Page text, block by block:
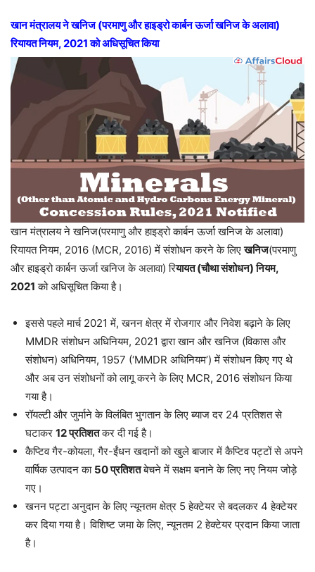
खान मंत्रालय ने खनिज (परमाणु और हाइड्रो कार्बन ऊर्जा खनिज के अलावा)
रियायत नियम, 2021 को अधिसूचित किया
खान मंत्रालय ने खनिज(परमाणु और हाइड्रो कार्बन ऊर्जा खनिज के अलावा)
रियायत नियम, 2016 (MCR, 2016) में संशोधन करने के लिएखनिज(परमाणु
और हाइड्रो कार्बन ऊर्जा खनिज के अलावा) रियायत (चौथा संशोधन) नियम,
2021 को अधिसूचित किया है।
इससे पहले मार्च 2021 में, खनन क्षेत्र में रोजगार और निवेश बढ़ाने के लिए
MMDR संशोधन अधिनियम, 2021 द्वारा खान और खनिज (विकास और
संशोधन) अधिनियम, 1957 (‘MMDR अधिनियम’) में संशोधन किए गए थे
और अब उन संशोधनों को लागू करने के लिए MCR, 2016 संशोधन किया
गया है।
रॉयल्टी और जुर्माने के विलंबित भुगतान के लिए ब्याज दर 24 प्रतिशत से
घटाकर 12 प्रतिशतकर दी गई है।
कैप्टिव गैर-कोयला, गैर-ईंधन खदानों को खुले बाजार में कैप्टिव पट्टों से अपने
वार्षिक उत्पादन का 50 प्रतिशतबेचने में सक्षम बनाने के लिए नए नियम जोड़े
गए।
खनन पट्टा अनुदान के लिए न्यूनतम क्षेत्र 5 हेक्टेयर से बदलकर 4 हेक्टेयर
कर दिया गया है। विशिष्ट जमा के लिए, न्यूनतम 2 हेक्टेयर प्रदान किया जाता
है।